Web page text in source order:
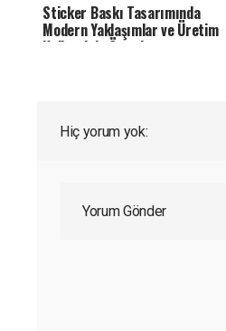
Sticker Baskı Tasarımında
Modern Yaklaşımlar ve Üretim
Kalitesinin Önemi
Hiç yorum yok:
Yorum Gönder